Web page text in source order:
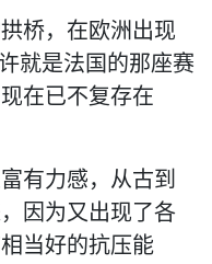
桥，在欧洲出现
就是法国的那座赛
在已不复存在
有力感，从古到
因为又出现了各
当好的抗压能